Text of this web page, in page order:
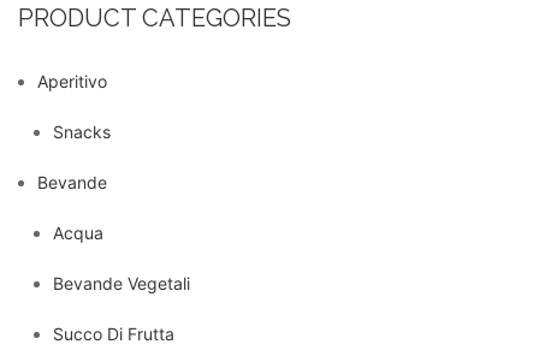
PRODUCT CATEGORIES
Aperitivo
Snacks
Bevande
Acqua
Bevande Vegetali
Succo Di Frutta